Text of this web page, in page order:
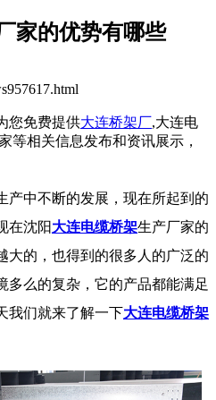
家的优势有哪些
您免费提供大连桥架厂,大连电
等相关信息发布和资讯展示，
产中不断的发展，现在所起到的
在沈阳大连电缆桥架生产厂家的
大的，也得到的很多人的广泛的
多么的复杂，它的产品都能满足
我们就来了解一下大连电缆桥架